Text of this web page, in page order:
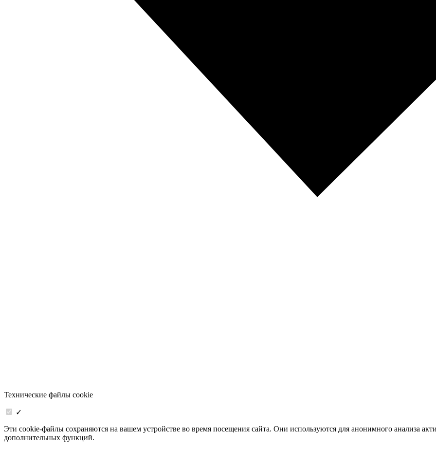
Технические файлы cookie
✓
Эти cookie-файлы сохраняются на вашем устройстве во время посещения сайта. Они используются для анонимного анализа
дополнительных функций.